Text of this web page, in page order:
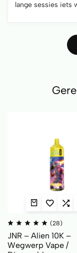
lange sessies iets
(28)
JNR – Alien 10K –
Wegwerp Vape /